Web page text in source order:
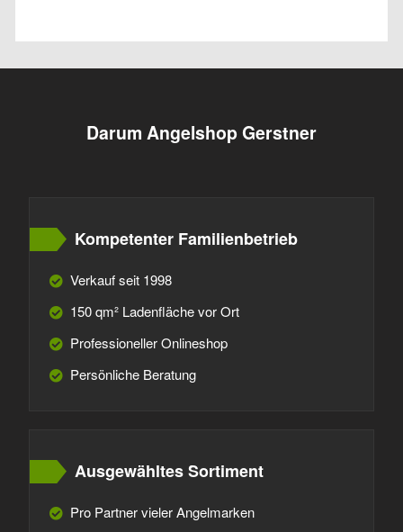
Darum Angelshop Gerstner
Kompetenter Familienbetrieb
Verkauf seit 1998
150 qm² Ladenfläche vor Ort
Professioneller Onlineshop
Persönliche Beratung
Ausgewähltes Sortiment
Pro Partner vieler Angelmarken